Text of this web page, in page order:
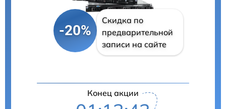
-20%
Скидка по
предварительной
записи на сайте
Конец акции